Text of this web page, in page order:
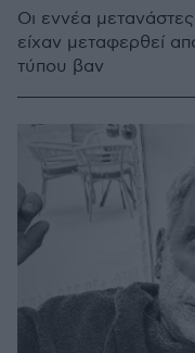
Οι εννέα
είχαν μεταφερθεί
τύπου βαν